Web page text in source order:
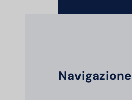
Navigazione